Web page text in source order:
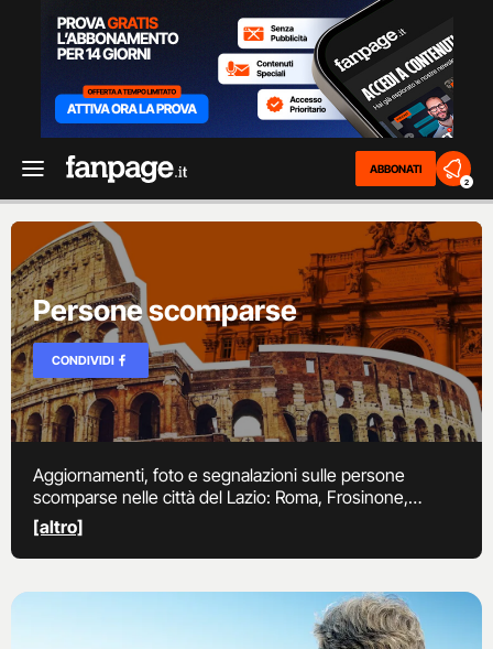
ABBONATI
2
Persone scomparse
CONDIVIDI
Aggiornamenti, foto e segnalazioni sulle persone
scomparse nelle città del Lazio: Roma, Frosinone,
Latina, Viterbo, Rieti e le rispettive province.
[altro]